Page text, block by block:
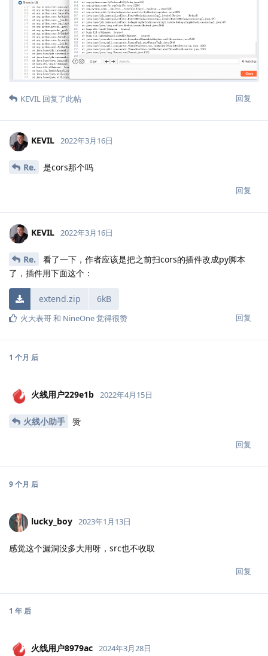
回复
KEVIL 回复了此帖
KEVIL 2022年3月16日
Re. 是cors那个吗
回复
KEVIL 2022年3月16日
Re.
看了一下，作者应该是把之前扫cors的插件改成py脚本
了，插件用下面这个：
extend.zip 6kB
回复
火大表哥和 NineOne觉得很赞
1 个月 后
火线用户229e1b 2022年4月15日
火线小助手 赞
回复
9 个月 后
lucky_boy 2023年1月13日
感觉这个漏洞没多大用呀，src也不收取
回复
1 年 后
火线用户8979ac 2024年3月28日